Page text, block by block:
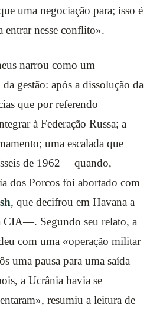
uma negociação para; isso é
entrar nesse conflito».
narrou como um
gestão: após a dissolução da
que por referendo
à Federação Russa; a
uma escalada que
de 1962 —quando,
dos Porcos foi abortado com
, que decifrou em Havana a
CIA—. Segundo seu relato, a
com uma «operação militar
uma pausa para uma saída
a Ucrânia havia se
resumiu a leitura de